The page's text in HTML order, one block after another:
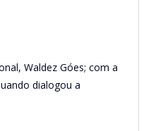
Waldez Góes; com a
dialogou a